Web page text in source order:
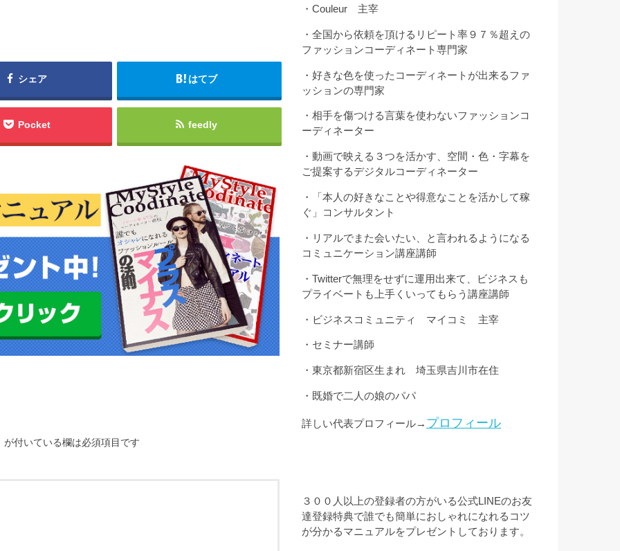
シェア はてブ
Pocket feedly
が付いている欄は必須項目です
・Couleur 主宰
・全国から依頼を頂けるリピート率９７％超えの
ファッションコーディネート専門家
・好きな色を使ったコーディネートが出来るファ
ッションの専門家
・相手を傷つける言葉を使わないファッションコ
ーディネーター
・動画で映える３つを活かす、空間・色・字幕を
ご提案するデジタルコーディネーター
・「本人の好きなことや得意なことを活かして稼
ぐ」コンサルタント
・リアルでまた会いたい、と言われるようになる
コミュニケーション講座講師
・Twitterで無理をせずに運用出来て、ビジネスも
プライベートも上手くいってもらう講座講師
・ビジネスコミュニティ マイコミ 主宰
・セミナー講師
・東京都新宿区生まれ 埼玉県吉川市在住
・既婚で二人の娘のパパ
詳しい代表プロフィール→ プロフィール
３００人以上の登録者の方がいる公式LINEのお友
達登録特典で誰でも簡単におしゃれになれるコツ
が分かるマニュアルをプレゼントしております。